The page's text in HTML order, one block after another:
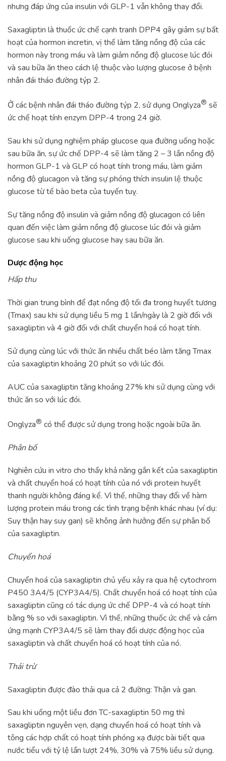
nhưng đáp ứng của insulin với GLP-1 vẫn không thay đổi.
Saxagliptin là thuốc ức chế cạnh tranh DPP4 gây giảm sự bất
hoạt của hormon incretin, vị thế làm tăng nồng độ của các
hormon này trong máu và làm giảm nồng độ glucose lúc đói
và sau bữa ăn theo cách lệ thuộc vào lượng glucose ở bệnh
nhân đái tháo đường týp 2.
Ở các bệnh nhân đái tháo đường týp 2, sử dụng Onglyza® sẽ
ức chế hoạt tính enzym DPP-4 trong 24 giờ.
Sau khi sử dụng nghiệm pháp glucose qua đường uống hoặc
sau bữa ăn, sự ức chế DPP-4 sẽ làm tăng 2 – 3 lần nồng độ
hormon GLP-1 và GLP có hoạt tính trong máu, làm giảm
nồng độ glucagon và tăng sự phóng thích insulin lệ thuộc
glucose từ tế bào beta của tuyến tuỵ.
Sự tăng nồng độ insulin và giảm nồng độ glucagon có liên
quan đến việc làm giảm nồng độ glucose lúc đói và giảm
glucose sau khi uống glucose hay sau bữa ăn.
Dược động học
Hấp thu
Thời gian trung bình để đạt nồng độ tối đa trong huyết tương
(Tmax) sau khi sử dụng liều 5 mg 1 lần/ngày là 2 giờ đối với
saxagliptin và 4 giờ đối với chất chuyển hoá có hoạt tính.
Sử dụng cùng lúc với thức ăn nhiều chất béo làm tăng Tmax
của saxagliptin khoảng 20 phút so với lúc đói.
AUC của saxagliptin tăng khoảng 27% khi sử dụng cùng với
thức ăn so với lúc đói.
Onglyza® có thể được sử dụng trong hoặc ngoài bữa ăn.
Phân bố
Nghiên cứu in vitro cho thấy khả năng gắn kết của saxagliptin
và chất chuyển hoá có hoạt tính của nó với protein huyết
thanh người không đáng kể. Vì thế, những thay đổi về hàm
lượng protein máu trong các tình trạng bệnh khác nhau (ví dụ:
Suy thận hay suy gan) sẽ không ảnh hưởng đến sự phân bố
của saxagliptin.
Chuyển hoá
Chuyển hoá của saxagliptin chủ yếu xảy ra qua hệ cytochrom
P450 3A4/5 (CYP3A4/5). Chất chuyển hoá có hoạt tính của
saxagliptin cũng có tác dụng ức chế DPP-4 và có hoạt tính
bằng % so với saxagliptin. Vì thế, những thuốc ức chế và cảm
ứng mạnh CYP3A4/5 sẽ làm thay đổi dược động học của
saxagliptin và chất chuyển hoá có hoạt tính của nó.
Thải trừ
Saxagliptin được đào thải qua cả 2 đường: Thận và gan.
Sau khi uống một liều đơn TC-saxagliptin 50 mg thì
saxagliptin nguyên vẹn, dạng chuyển hoá có hoạt tính và
tông các hợp chất có hoạt tính phóng xạ được bài tiết qua
nước tiểu với tỷ lệ lần lượt 24%, 30% và 75% liều sử dụng.